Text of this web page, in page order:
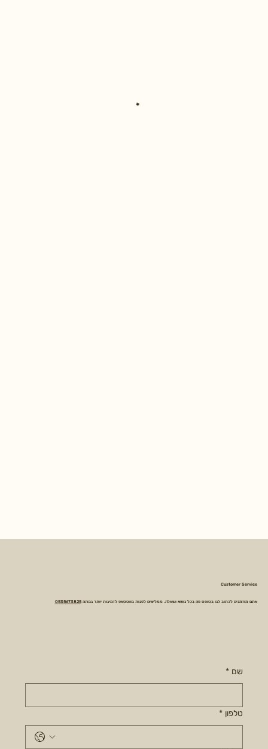
Customer Service
אתם מוזמנים לכתוב לנו בטופס פה בכל נושא ושאלה. ממליצים לפנות בווטסאפ לזמינות יותר גבוהה0535673825
שם *
טלפון *